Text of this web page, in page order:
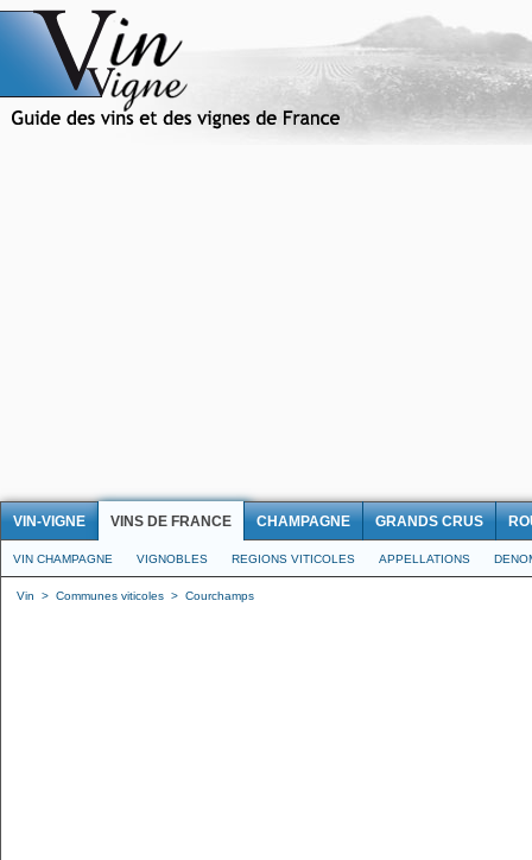
VIN-VIGNE VINS DE FRANCE CHAMPAGNE GRANDS CRUS
VIN CHAMPAGNE VIGNOBLES REGIONS VITICOLES APPELLATIONS
Vin > Communes viticoles > Courchamps